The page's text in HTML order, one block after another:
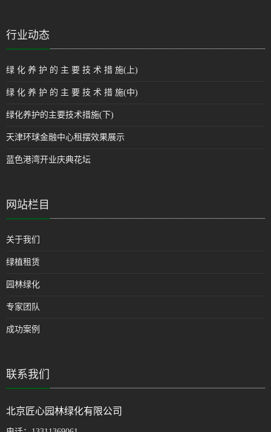
行业动态
绿 化 养 护 的 主 要 技 术 措 施(上)
绿 化 养 护 的 主 要 技 术 措 施(中)
绿化养护的主要技术措施(下)
天津环球金融中心租摆效果展示
蓝色港湾开业庆典花坛
网站栏目
关于我们
绿植租赁
园林绿化
专家团队
成功案例
联系我们
北京匠心园林绿化有限公司